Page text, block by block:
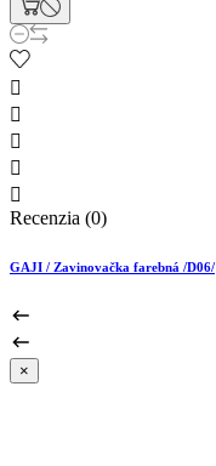





Recenzia (0)
GAJI / Zavinovačka farebná /D06/
×